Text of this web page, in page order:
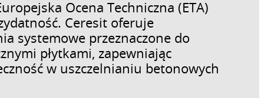
Ocena Techniczna (ETA)
Ceresit oferuje
systemowe przeznaczone do
płytkami, zapewniając
w uszczelnianiu betonowych